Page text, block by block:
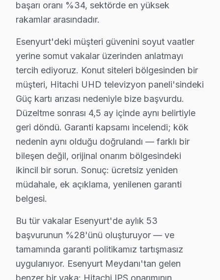
✓ 15+ Yıl Deneyim
✓ Yazılı Garanti Belgesi
✓ Ücretsiz Arıza Tespiti
Esenyurt'den Hitachi Müşteri Hikayeleri
Bir gün, Esenyurt'ta yaşayan Merve Hanım, Hitachi
Görüştüğümüz bu diyaloğun ardından, Esenyurt
Esenyurt’ta Hitachi televizyonlarıyla ilgili
Birçok aile, Hitachi markasını tercih etmesine
Hitachi Arızaları: Sahadan Gerçek Vakalar
Esenyurt bölgesinde Hitachi televizyonunuz
Belirti:Ekranda renk kayması veya siyah
Neden: Hitachi'nin bazı L-series modellerinde
Fiyat Aralığı:Panel değişimi için 2,500 - 4,000
Etkilenen Modeller:L-series ve A-series
başarı oranı %34, sektörde en yüksek
rakamlar arasındadır.
Esenyurt'deki müşteri güvenini soyut vaatler
yerine somut vakalar üzerinden anlatmayı
tercih ediyoruz. Konut siteleri bölgesinden bir
müşteri, Hitachi UHD televizyon paneli'sindeki
Güç kartı arızası nedeniyle bize başvurdu.
Düzeltme sonrası 4,5 ay içinde aynı belirtiyle
geri döndü. Garanti kapsamı incelendi; kök
nedenin aynı olduğu doğrulandı — farklı bir
bileşen değil, orijinal onarım bölgesindeki
ikincil bir sorun. Sonuç: ücretsiz yeniden
müdahale, ek açıklama, yenilenen garanti
belgesi.
Bu tür vakalar Esenyurt'de aylık 53
başvurunun %28'ünü oluşturuyor — ve
tamamında garanti politikamız tartışmasız
uygulanıyor. Esenyurt Meydanı'tan gelen